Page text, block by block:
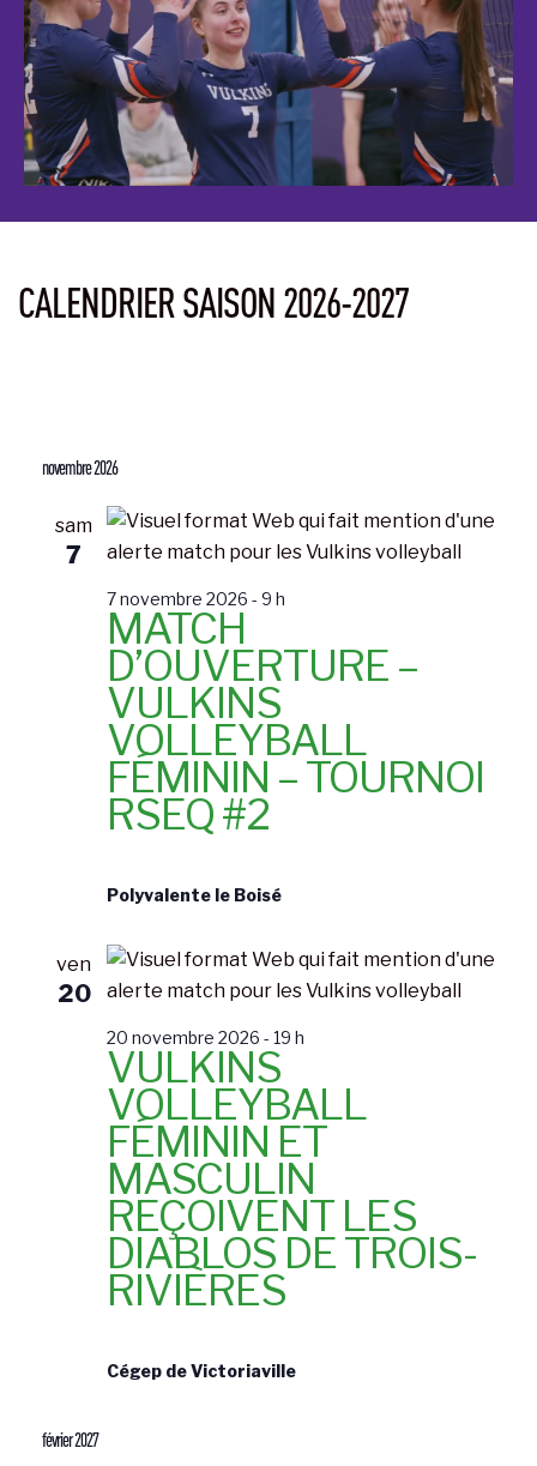
CALENDRIER SAISON 2026-2027
novembre 2026
sam
7
7 novembre 2026 - 9 h
MATCH
D’OUVERTURE –
VULKINS
VOLLEYBALL
FÉMININ – TOURNOI
RSEQ #2
Polyvalente le Boisé
ven
20
20 novembre 2026 - 19 h
VULKINS
VOLLEYBALL
FÉMININ ET
MASCULIN
REÇOIVENT LES
DIABLOS DE TROIS-
RIVIÈRES
Cégep de Victoriaville
février 2027